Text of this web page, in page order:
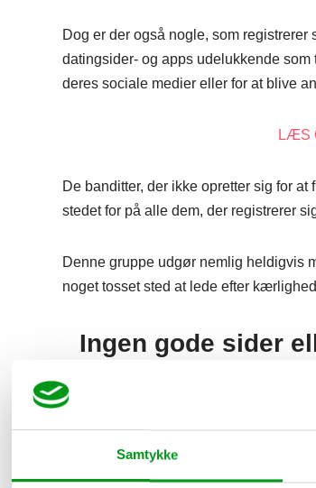
Samtykke
Dog er der også nogle, som
datingsider- og apps udelukkende som
deres sociale medier eller for at blive
LÆS
De banditter, der ikke opretter sig for
stedet for på alle dem, der registrerer
Denne gruppe udgør nemlig heldigvis
noget tosset sted at lede efter
Ingen gode sider
I Danmark er der desværre hverken
Dog findes der datingappenHER, som